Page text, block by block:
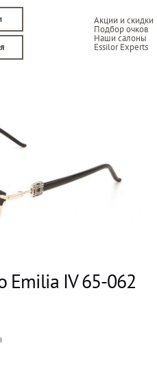
Акции и скидки
Подбор очков
Наши салоны
Essilor Experts
Emilia IV 65-062